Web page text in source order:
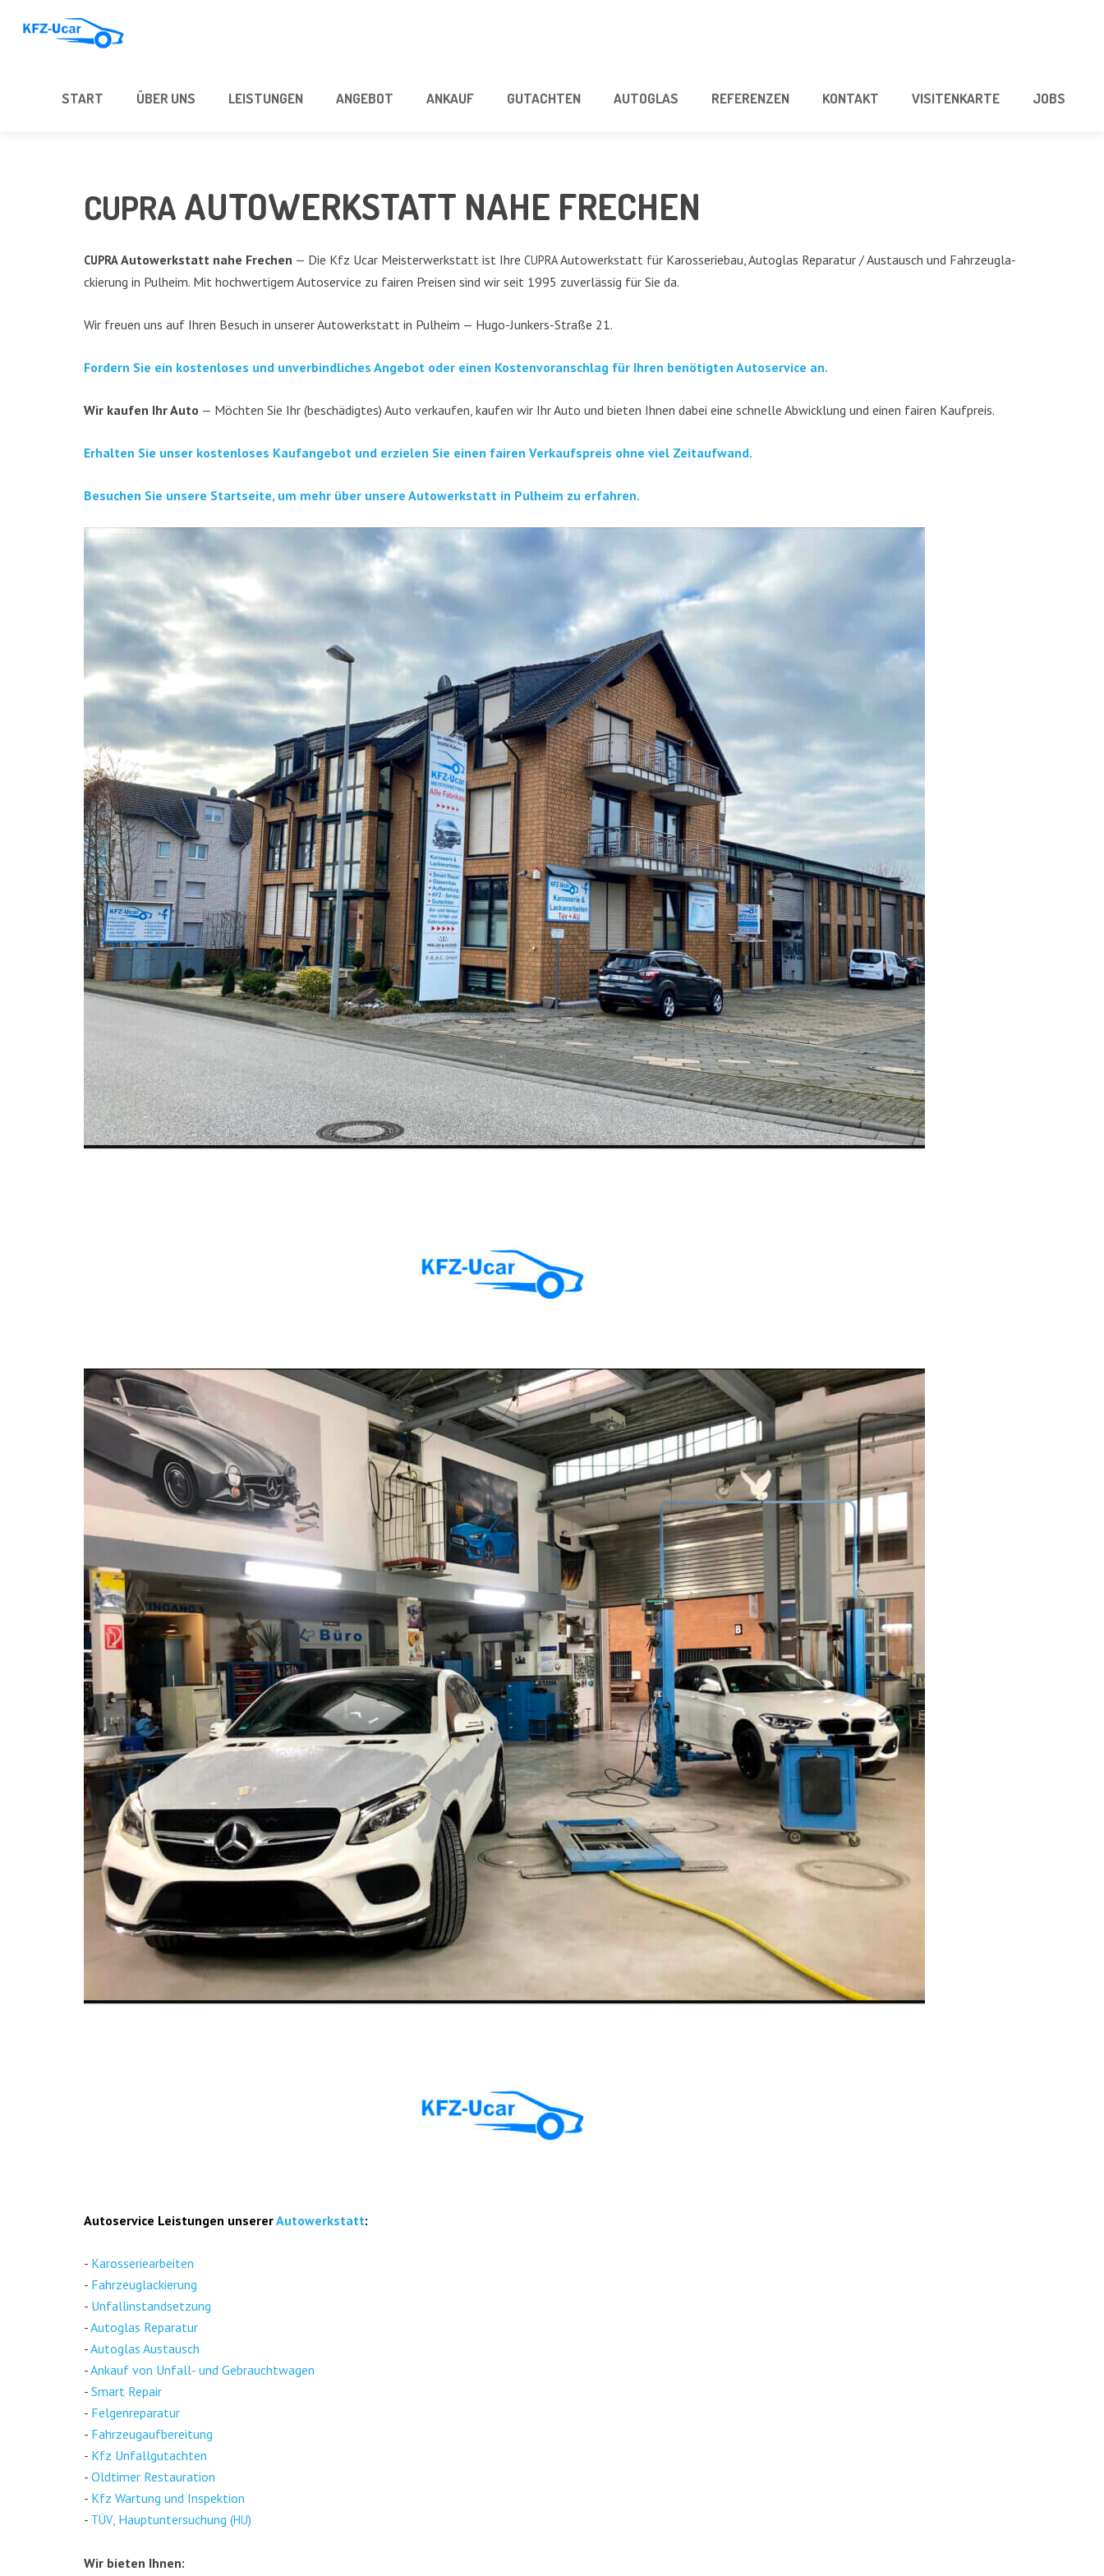
START ÜBER UNS LEIS­TUN­GEN ANGE­BOT ANKAUF GUT­ACH­TEN AUTO­GLAS REFE­REN­ZEN KON­TAKT VISI­TEN­KAR­TE JOBS
CUPRA AUTO­WERK­STATT NAHE FRECHEN
CUPRAAuto­werk­statt nahe Fre­chen — Die Kfz Ucar Meis­ter­werk­statt ist Ihre CUPRAAuto­werk­statt für Karos­se­rie­bau, Auto­glas Repa­ra­tur / Aus­tausch und Fahr­zeug­la­
ckie­rung in Pul­heim. Mit hoch­wer­ti­gem Auto­ser­vice zu fai­ren Prei­sen sind wir seit 1995 zuver­läs­sig für Sie da.
Wir freu­en uns auf Ihren Besuch in unse­rer Auto­werk­statt in Pul­heim — Hugo-Jun­kers-Stra­ße 21.
For­dern Sie ein kos­ten­lo­ses und unver­bind­li­ches Ange­bot oder einen Kos­ten­vor­anschlag für Ihren benö­tig­ten Auto­ser­vice an.
Wir kau­fen Ihr Auto — Möch­ten Sie Ihr (beschä­dig­tes) Auto ver­kau­fen, kau­fen wir Ihr Auto und bie­ten Ihnen dabei eine schnel­le Abwick­lung und einen fai­ren Kaufpreis.
Erhal­ten Sie unser kos­ten­lo­ses Kauf­an­ge­bot und erzie­len Sie einen fai­ren Ver­kaufs­preis ohne viel Zeitaufwand.
Besu­chen Sie unse­re Start­sei­te, um mehr über unse­re Auto­werk­statt in Pul­heim zu erfahren.
Auto­ser­vice Leis­tun­gen unse­rerAuto­werk­statt:
- Karos­se­rie­ar­bei­ten
- Fahr­zeug­la­ckie­rung
- Unfall­in­stand­set­zung
-Auto­glas Repa­ra­tur
-Auto­glas Aus­tausch
-Ankauf von Unfall- und Gebraucht­wa­gen
- Smart Repair
- Fel­gen­re­pa­ra­tur
- Fahr­zeug­auf­be­rei­tung
- Kfz Unfall­gut­ach­ten
- Old­ti­mer Restau­ra­ti­on
- Kfz War­tung und Inspek­ti­on
- TÜV, Haupt­un­ter­su­chung (HU)
Wir bie­ten Ihnen: